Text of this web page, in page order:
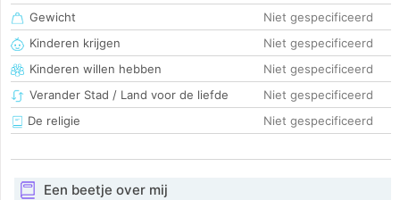
Gewicht
Niet gespecificeerd
Kinderen krijgen
Niet gespecificeerd
Kinderen willen hebben
Niet gespecificeerd
Verander Stad / Land voor de liefde
Niet gespecificeerd
De religie
Niet gespecificeerd
Een beetje over mij